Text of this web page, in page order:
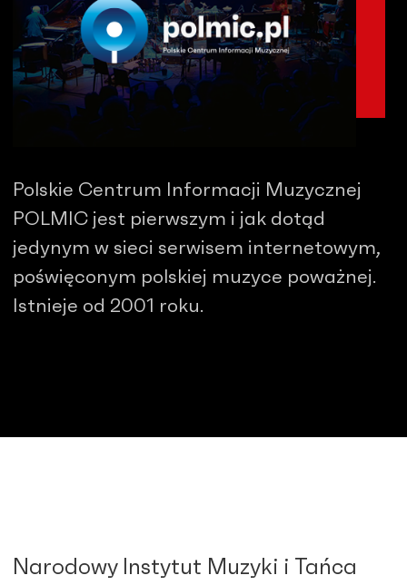
Polskie Centrum Informacji Muzycznej
POLMIC jest pierwszym i jak dotąd
jedynym w sieci serwisem internetowym,
poświęconym polskiej muzyce poważnej.
Istnieje od 2001 roku.
Narodowy Instytut Muzyki i Tańca